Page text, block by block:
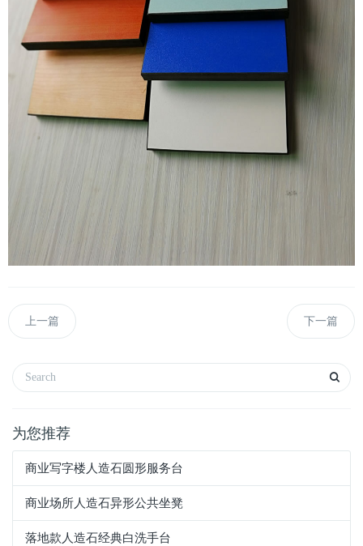
上一篇 下一篇
为您推荐
商业写字楼人造石圆形服务台
商业场所人造石异形公共坐凳
落地款人造石经典白洗手台